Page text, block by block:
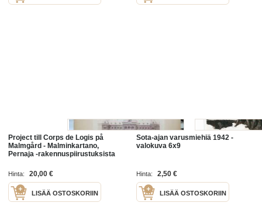
Project till Corps de Logis på
Malmgård - Malminkartano,
Pernaja -rakennuspiirustuksista
julkisivukuva -valokuva 1800-
luvulta
Hinta: 20,00 €
LISÄÄ OSTOSKORIIN
Sota-ajan varusmiehiä 1942 -
valokuva 6x9
Hinta: 2,50 €
LISÄÄ OSTOSKORIIN